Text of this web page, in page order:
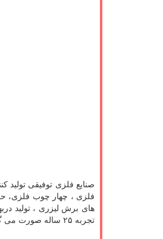
صنایع فلزی توفیقی
فلزی ، چهار چوب فلزی،
های برش لیزری ، تولید
تجربه ۲۵ ساله صورت می گیرد.